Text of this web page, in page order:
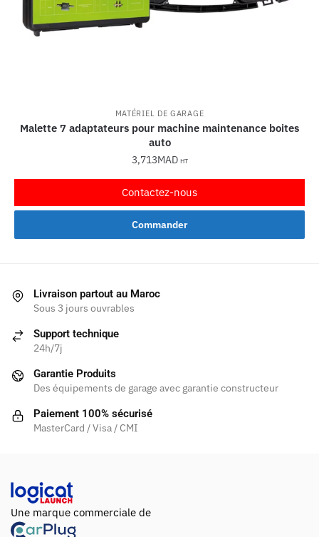
MATÉRIEL DE GARAGE
Malette 7 adaptateurs pour machine maintenance boites
auto
3,713MAD HT
Commander
Contactez-nous
Livraison partout au Maroc
Sous 3 jours ouvrables
Support technique
24h/7j
Garantie Produits
Des équipements de garage avec garantie constructeur
Paiement 100% sécurisé
MasterCard / Visa / CMI
Une marque commerciale de